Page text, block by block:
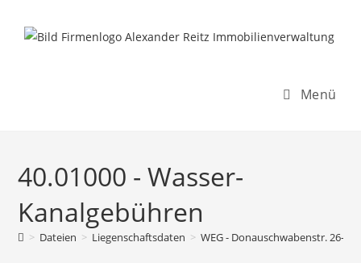
Inhalt
Menü
40.01000 - Wasser-
Kanalgebühren
> Dateien > Liegenschaftsdaten > WEG - Donauschwabenstr. 26-28